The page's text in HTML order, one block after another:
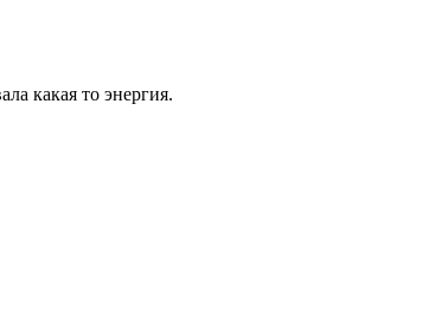
какая то энергия.